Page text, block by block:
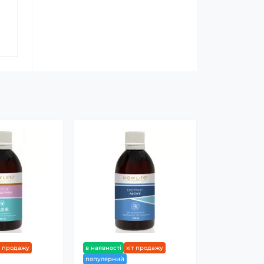
продажу в наявності
хіт продажу
популярний